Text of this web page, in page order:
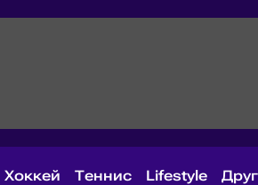
Хоккей Теннис Lifestyle